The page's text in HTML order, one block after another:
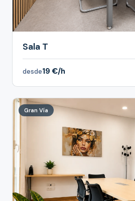
Sala T
desde19 €/h
Gran Vía